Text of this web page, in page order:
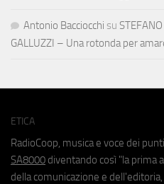
Antonio Bacciocchi su
GALLUZZI – Una rotonda per
ETICA
RadioCoop, musica e voce dei
SA8000 diventando così "la prima
della comunicazione e